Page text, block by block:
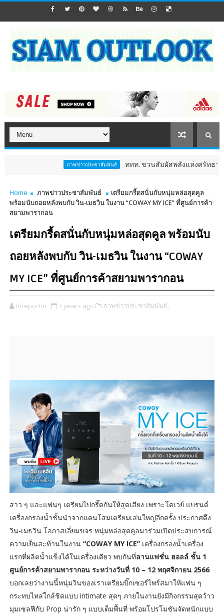
ภาพข่าวประชาสัมพันธ์ ททท. ชวนสัมผัสพลังแห่งศรัทธา ร่วมงาน "
Home ภาพข่าวประชาสัมพันธ์
เตรียมกรี้ดสนั่นกับหนุ่มหล่อสุดคูล
พร้อมนับถอยหลังพบกับ วิน-เมธวิน ในงาน “COWAY MY ICE” ที่ศูนย์การค้า
สยามพารากอน
เตรียมกรี้ดสนั่นกับหนุ่มหล่อสุดคูล พร้อมนับ
ถอยหลังพบกับ วิน-เมธวิน ในงาน “COWAY
MY ICE” ที่ศูนย์การค้าสยามพารากอน
threportor 3 years ago ภาพข่าวประชาสัมพันธ์,
สาว ๆ และแฟนๆ เตรียมไปกรี๊ดกันให้สุดเสียง เพราะโคเวย์ แบรนด์
เครื่องกรองน้ำชั้นนำจากแดนโสมเตรียมเล่นใหญ่อีกครั้ง ประกาศดึง
วิน-เมธวิน โอภาสเอี่ยมขจร หนุ่มหล่อสุดคูลมาร่วมเปิดประสบการณ์
ความเย็นสะท้านในงาน “COWAY MY ICE” เครื่องกรองน้ำเครื่อง
แรกที่ผลิตน้ำแข็งได้ในเครื่องเดียว พบกันที่ลานแฟชั่น ฮอลล์ ชั้น 1
ศูนย์การค้าสยามพารากอน ระหว่างวันที่ 10 – 12 พฤศจิกายน 2566
บอกเลยว่างานนี้หนุ่มวินของเราเตรียมบิ๊กเซอร์ไพร์สมาให้แฟน ๆ
กระทบไหล่ใกล้ชิดแบบ intimate สุดๆ ภายในงานยังมีกิจกรรมสุดว้าว
มุมเซลฟีกับ Prop น่ารัก ๆ แบบเต็มพื้นที่ พร้อมโปรโมชันจัดหนักแบบ